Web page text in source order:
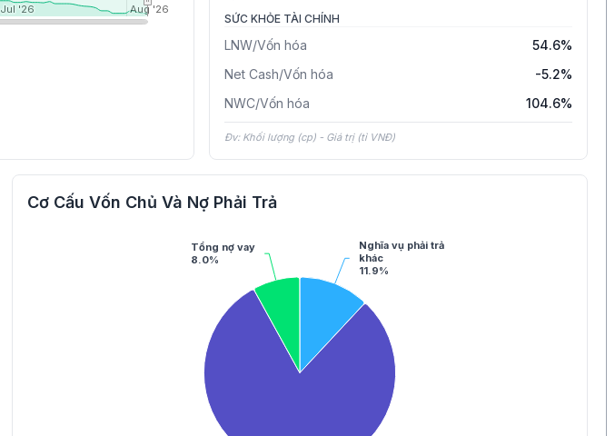
Jul '26
Jul '26 Aug '26
Aug '26
SỨC KHỎE TÀI CHÍNH
LNW/Vốn hóa
54.6%
Net Cash/Vốn hóa
-5.2%
NWC/Vốn hóa
104.6%
Đv: Khối lượng (cp) - Giá trị (tỉ VNĐ)
Cơ Cấu Vốn Chủ Và Nợ Phải Trả
Nghĩa vụ phải trả
khác
11.9%
Tổng nợ vay
8.0%